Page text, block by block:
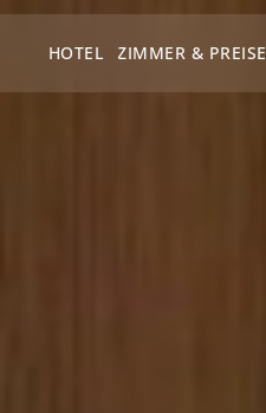
HOTEL ZIMMER & PREISE
HOTEL ZIMMER & PREISE